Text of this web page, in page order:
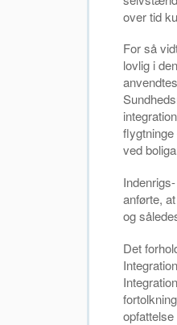
over tid
For så
lovlig i
ved
anførte,
og
Det